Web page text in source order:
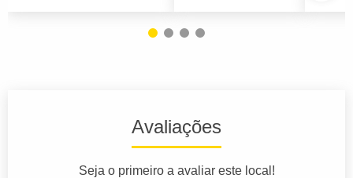
Avaliações
Seja o primeiro a avaliar este local!